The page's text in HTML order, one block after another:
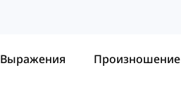
Выражения Произношение